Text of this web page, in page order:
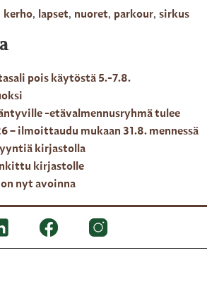
kerho, lapset, nuoret, parkour, sirkus
pois käytöstä 5.-7.8.
-etävalmennusryhmä tulee
– ilmoittaudu mukaan 31.8. mennessä
kirjastolla
kirjastolle
nyt avoinna